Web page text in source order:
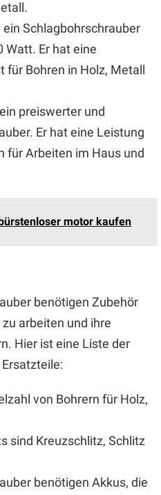
Schlagbohrschrauber
Watt. Er hat eine
für Bohren in Holz, Metall
preiswerter und
Er hat eine Leistung
für Arbeiten im Haus und
motor kaufen
benötigen Zubehör
arbeiten und ihre
Hier ist eine Liste der
von Bohrern für Holz,
sind Kreuzschlitz, Schlitz
benötigen Akkus, die